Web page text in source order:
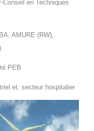
en Techniques
AMURE (RW),
PEB
et, secteur hospitalier